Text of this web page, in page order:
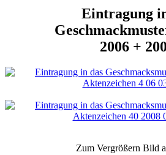
Eintragung
2006 +
Zum Vergrößern Bild